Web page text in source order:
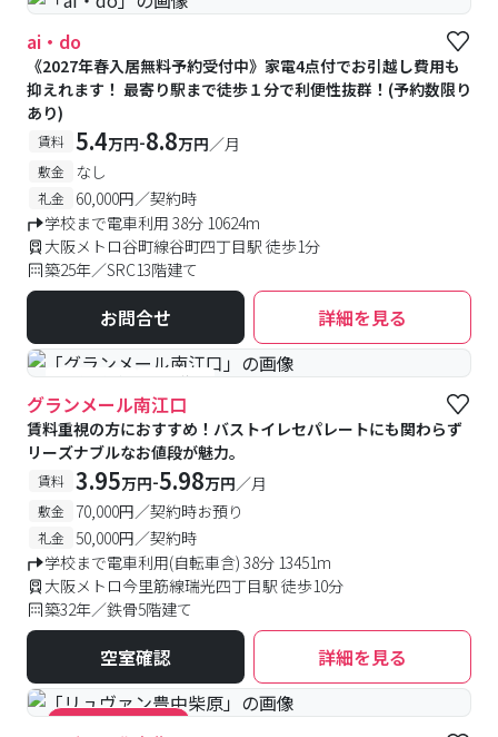
ai・do
《2027年春入居無料予約受付中》家電4点付でお引越し費用も
抑えれます！ 最寄り駅まで徒歩１分で利便性抜群！(予約数限り
あり)
賃料 5.4万円-8.8万円／月
敷金 なし
礼金
60,000円／契約時
学校まで電車利用 38分 10624m
大阪メトロ谷町線谷町四丁目駅 徒歩1分
築25年／SRC13階建て
お問合せ 詳細を見る
#予約受付中 #空室待ち
グランメール南江口
賃料重視の方におすすめ！バストイレセパレートにも関わらず
リーズナブルなお値段が魅力。
賃料 3.95万円-5.98万円／月
敷金 70,000円／契約時お預り
礼金
50,000円／契約時
学校まで電車利用(自転車含) 38分 13451m
大阪メトロ今里筋線瑞光四丁目駅 徒歩10分
築32年／鉄骨5階建て
空室確認 詳細を見る
#キャンペーン実施中